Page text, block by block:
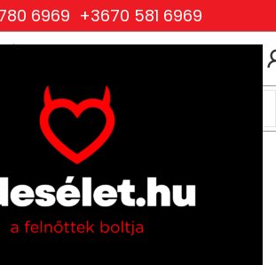
6969 +3670 581 6969
és Jobb Szexuális Élmény
Segédeszköz tisztítók